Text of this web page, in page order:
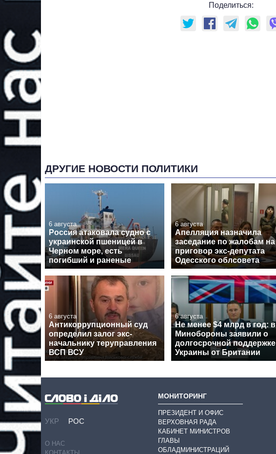
Поделиться:
ДРУГИЕ НОВОСТИ ПОЛИТИКИ
6 августа
Россия атаковала судно с
украинской пшеницей в
Черном море, есть
погибший и раненые
6 августа
Апелляция назначила
заседание по жалобам на
приговор экс-депутата
Одесского облсовета
6 августа
Антикоррупционный суд
определил залог экс-
начальнику теруправления
ВСП ВСУ
6 августа
Не менее $4 млрд в год: в
Минобороны заявили о
долгосрочной поддержке
Украины от Британии
УКР РОС
О НАС
МОНИТОРИНГ
ПРЕЗИДЕНТ И ОФИС
ВЕРХОВНАЯ РАДА
КАБИНЕТ МИНИСТРОВ
ГЛАВЫ
ОБЛАДМИНИСТРАЦИЙ